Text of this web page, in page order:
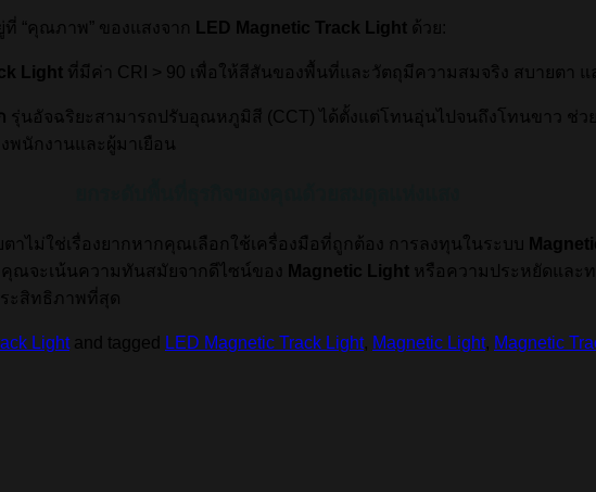
“คุณภาพ” ของแสงจาก LED Magnetic Track Light ด้วย:
Light ที่มีค่า CRI > 90 เพื่อให้สีสันของพื้นที่และวัตถุมีความสมจริง สบายตา แ
รุ่นอัจฉริยะสามารถปรับอุณหภูมิสี (CCT) ได้ตั้งแต่โทนอุ่นไปจนถึงโทนขาว ช่ว
นักงานและผู้มาเยือน
าไม่ใช่เรื่องยากหากคุณเลือกใช้เครื่องมือที่ถูกต้อง การลงทุนในระบบ
ณจะเน้นความทันสมัยจากดีไซน์ของ Magnetic Light หรือความประหยัดและ
ะสิทธิภาพที่สุด
Lightand tagged LED Magnetic Track Light, Magnetic Light, Magnetic